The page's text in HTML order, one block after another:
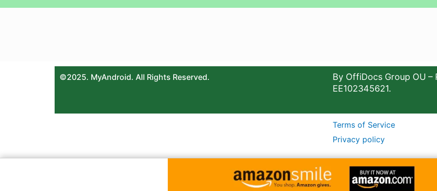
©2025. MyAndroid. All Rights Reserved.
By OffiDocs Group OU –
EE102345621.
Terms of Service
Privacy policy